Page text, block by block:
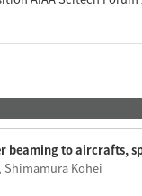
beaming to aircrafts,
Shimamura Kohei